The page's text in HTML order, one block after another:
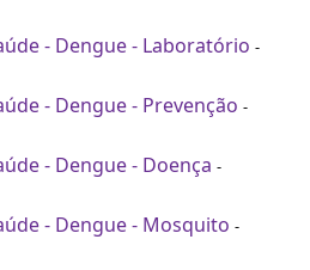
- Dengue - Laboratório -
- Dengue - Prevenção -
- Dengue - Doença -
- Dengue - Mosquito -